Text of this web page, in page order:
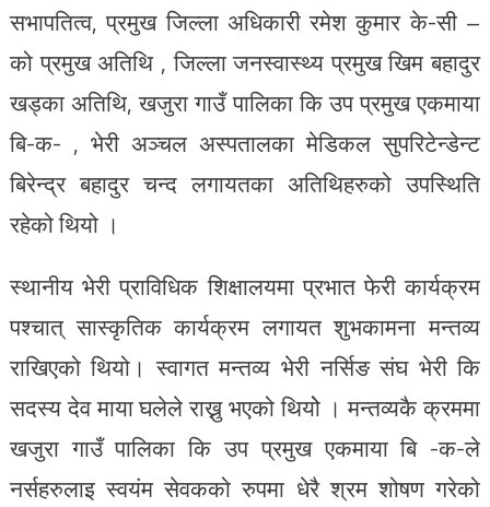
सभापतित्व, प्रमुख जिल्ला अधिकारी रमेश कुमार के-सी –
को प्रमुख अतिथि , जिल्ला जनस्वास्थ्य प्रमुख खिम बहादुर
खड्का अतिथि, खजुरा गाउँ पालिका कि उप प्रमुख एकमाया
बि-क- , भेरी अञ्चल अस्पतालका मेडिकल सुपरिटेन्डेन्ट
बिरेन्द्र बहादुर चन्द लगायतका अतिथिहरुको उपस्थिति
रहेको थियो ।
स्थानीय भेरी प्राविधिक शिक्षालयमा प्रभात फेरी कार्यक्रम
पश्चात् सास्कृतिक कार्यक्रम लगायत शुभकामना मन्तव्य
राखिएको थियो। स्वागत मन्तव्य भेरी नर्सिङ संघ भेरी कि
सदस्य देव माया घलेले राख्नु भएको थियोे । मन्तव्यकै क्रममा
खजुरा गाउँ पालिका कि उप प्रमुख एकमाया बि -क-ले
नर्सहरुलाइ स्वयंम सेवकको रुपमा धेरै श्रम शोषण गरेको